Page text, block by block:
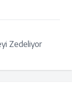
Zedeliyor